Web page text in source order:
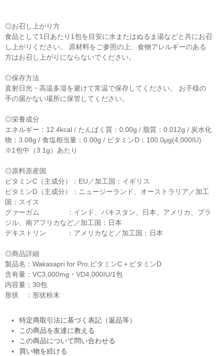
◎お召し上がり方
食品として1日あたり1包を目安に水またはぬるま湯などと共にお召
し上がりください。 原材料をご参照の上、食物アレルギーのある
方はお召し上がりにならないでください。
◎保存方法
直射日光・高温多湿を避けて常温で保存してください。 お子様の
手の届かない場所に保管してください。
◎栄養成分
エネルギー：12.4kcal / たんぱく質：0.00g / 脂質：0.012g / 炭水化
物：3.08g / 食塩相当量：0.00g / ビタミンD：100.0μg(4,000IU)
※1包中（3.1g）あたり
◎原料原産国
ビタミンC（主成分）：EU／加工国：イギリス
ビタミンD（主成分）：ニュージーランド、オーストラリア／加工
国：スイス
グァーガム ：インド、パキスタン、日本、アメリカ、ブラ
ジル、南アフリカなど／加工国：日本
デキストリン ：アメリカなど／加工国：日本
◎商品詳細
製品名：Wakasapri for Pro.ビタミンC＋ビタミンD
含有量：VC3,000mg・VD4,000IU/1包
内容量；30包
形状 ：形状粉末
特定商取引法に基づく表記（返品等）
この商品を友達に教える
この商品について問い合わせる
買い物を続ける